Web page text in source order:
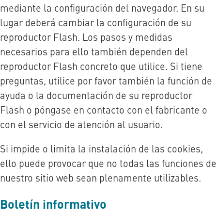
mediante la configuración del navegador. En su
lugar deberá cambiar la configuración de su
reproductor Flash. Los pasos y medidas
necesarios para ello también dependen del
reproductor Flash concreto que utilice. Si tiene
preguntas, utilice por favor también la función de
ayuda o la documentación de su reproductor
Flash o póngase en contacto con el fabricante o
con el servicio de atención al usuario.
Si impide o limita la instalación de las cookies,
ello puede provocar que no todas las funciones de
nuestro sitio web sean plenamente utilizables.
Boletín informativo